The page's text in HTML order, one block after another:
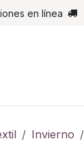
en línea
Invierno